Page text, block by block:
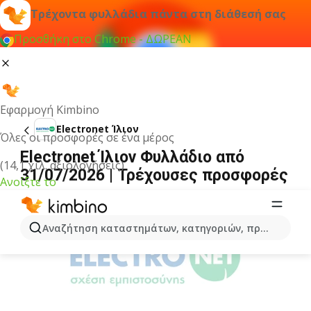
Τρέχοντα φυλλάδια πάντα στη διάθεσή σας
Προσθήκη στο Chrome - ΔΩΡΕΑΝ
Εφαρμογή Kimbino
Όλες οι προσφορές σε ένα μέρος
(14,1 χιλ. αξιολογήσεις)
Ανοίξτε το
Αναζήτηση καταστημάτων, κατηγοριών, προϊόντων...
Electronet Ίλιον
Electronet Ίλιον Φυλλάδιο από
31/07/2026 | Τρέχουσες προσφορές